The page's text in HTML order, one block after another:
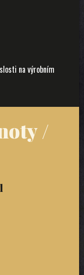
na výrobním
/